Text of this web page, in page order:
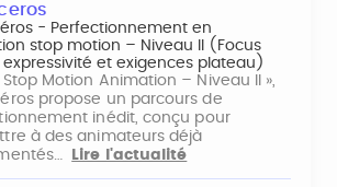
- Perfectionnement en
stop motion – Niveau II (Focus
expressivité et exigences plateau)
Stop Motion Animation – Niveau II »,
propose un parcours de
inédit, conçu pour
à des animateurs déjà
Lire l'actualité